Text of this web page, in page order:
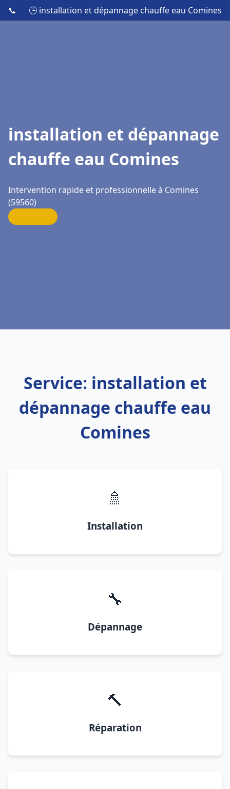
📞 🕒 installation et dépannage chauffe eau Comines
installation et dépannage
chauffe eau Comines
Intervention rapide et professionnelle à Comines
(59560)
Service: installation et
dépannage chauffe eau
Comines
🚿
Installation
🔧
Dépannage
🔨
Réparation